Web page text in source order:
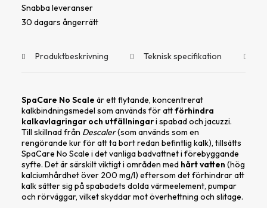
mängd
Snabba leveranser
30 dagars ångerrätt
Produktbeskrivning Teknisk specifikation
SpaCare No Scale är ett flytande, koncentrerat
kalkbindningsmedel som används för attförhindra
kalkavlagringar och utfällningari spabad och jacuzzi.
Till skillnad från Descaler(som används som en
rengörande kur för att ta bort redan befintlig kalk), tillsätts
SpaCare No Scale i det vanliga badvattnet i förebyggande
syfte. Det är särskilt viktigt i områden med hårt vatten (hög
kalciumhårdhet över 200 mg/l) eftersom det förhindrar att
kalk sätter sig på spabadets dolda värmeelement, pumpar
och rörväggar, vilket skyddar mot överhettning och slitage.